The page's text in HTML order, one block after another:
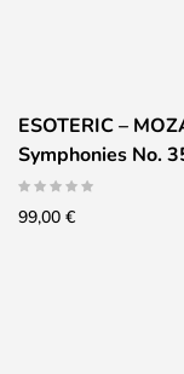
ESOTERIC –
Symphonies No.
– Kubelik
99,00 €